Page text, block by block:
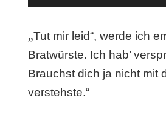
Player
„Tut mir leid“, werde ich
Bratwürste. Ich hab’
Brauchst dich ja nicht mit
verstehste.“